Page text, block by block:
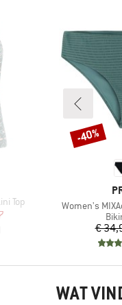
Top
prijs
Artikel
Women's
€
Korting
-40%
WAT